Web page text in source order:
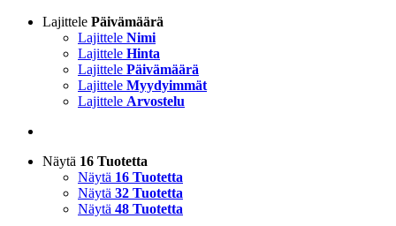
Lajittele Päivämäärä
Lajittele Nimi
Lajittele Hinta
Lajittele Päivämäärä
Lajittele Myydyimmät
Lajittele Arvostelu
Näytä 16 Tuotetta
Näytä 16 Tuotetta
Näytä 32 Tuotetta
Näytä 48 Tuotetta